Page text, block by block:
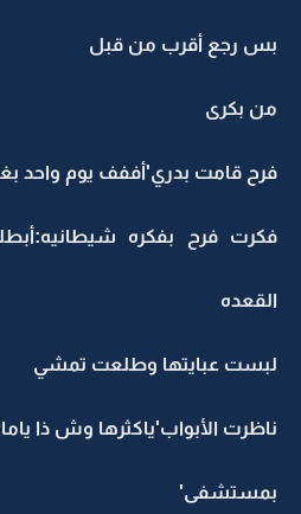
بس رجع أقرب من قبل
من بكرى
فرح قامت بدري'أففف يوم واحد
فكرت فرح بفكره
القعده
لبست عبايتها وطلعت تمشي
ناظرت الأبواب'ياكثرها وش ذا
بمستشفى'